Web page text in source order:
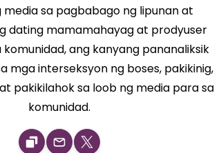
sa pagbabago ng lipunan at
dating mamamahayag at prodyuser
ang kanyang pananaliksik
mga interseksyon ng boses, pakikinig,
pakikilahok sa loob ng media para sa
komunidad.